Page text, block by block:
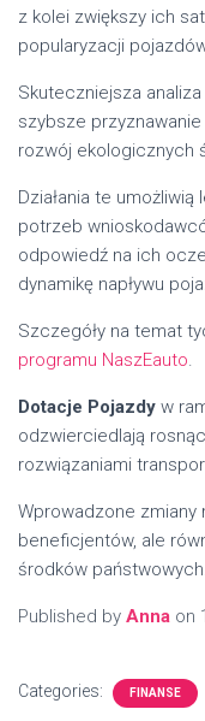
z kolei zwiększy ich
popularyzacji
Skuteczniejsza
szybsze
rozwój ekologicznych
Działania te
potrzeb
odpowiedź na ich
dynamikę napływu
Szczegóły na temat
programu NaszEauto.
Dotacje Pojazdy w
odzwierciedlają
rozwiązaniami
Wprowadzone zmiany
beneficjentów, ale
środków
Published by Anna on
Categories: FINANSE